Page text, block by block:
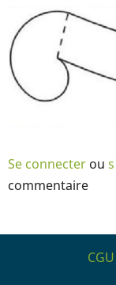
Se connecter ou
commentaire
CGU